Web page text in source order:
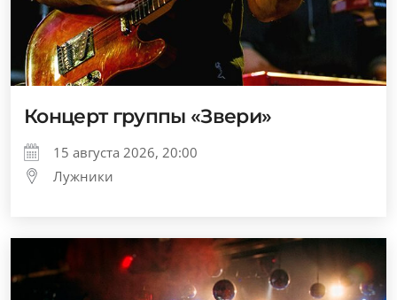
Концерт группы «Звери»
15 августа 2026, 20:00
Лужники